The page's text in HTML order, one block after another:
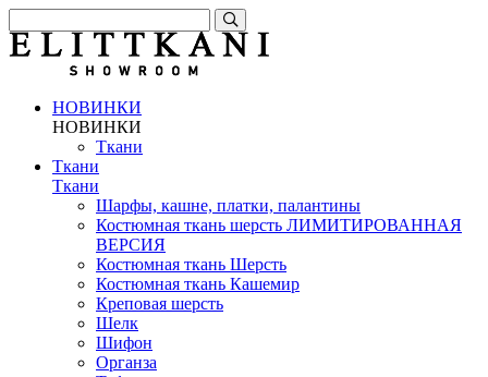
НОВИНКИ
НОВИНКИ
Ткани
Ткани
Ткани
Шарфы, кашне, платки, палантины
Костюмная ткань шерсть ЛИМИТИРОВАННАЯ
ВЕРСИЯ
Костюмная ткань Шерсть
Костюмная ткань Кашемир
Креповая шерсть
Шелк
Шифон
Органза